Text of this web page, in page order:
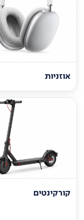
אוזניות
קורקינטים